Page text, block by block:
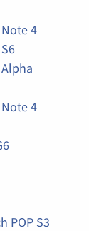
4
4
POP S3